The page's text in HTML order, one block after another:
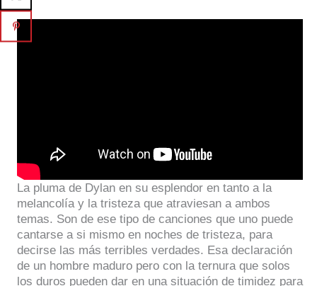
La pluma de Dylan en su esplendor en tanto a la
melancolía y la tristeza que atraviesan a ambos
temas. Son de ese tipo de canciones que uno puede
cantarse a si mismo en noches de tristeza, para
decirse las más terribles verdades. Esa declaración
de un hombre maduro pero con la ternura que solos
los duros pueden dar en una situación de timidez para